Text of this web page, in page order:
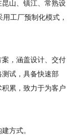
山、镇江、常熟设
工厂预制化模式，
，涵盖设计、交付
试，具备快速部
累，致力于为客户
方式。